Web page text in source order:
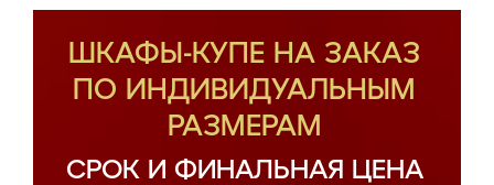
ШКАФЫ-КУПЕ НА ЗАКАЗ
ПО ИНДИВИДУАЛЬНЫМ
РАЗМЕРАМ
СРОК И ФИНАЛЬНАЯ ЦЕНА